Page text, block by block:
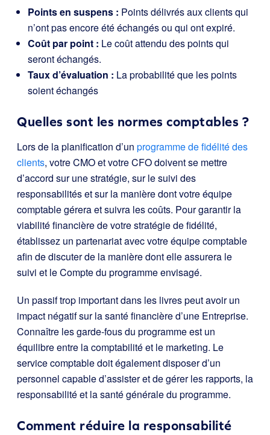
Points en suspens : Points délivrés aux clients qui
n’ont pas encore été échangés ou qui ont expiré.
Coût par point : Le coût attendu des points qui
seront échangés.
Taux d’évaluation : La probabilité que les points
soient échangés
Quelles sont les normes comptables ?
Lors de la planification d’un programme de fidélité des
clients, votre CMO et votre CFO doivent se mettre
d’accord sur une stratégie, sur le suivi des
responsabilités et sur la manière dont votre équipe
comptable gérera et suivra les coûts. Pour garantir la
viabilité financière de votre stratégie de fidélité,
établissez un partenariat avec votre équipe comptable
afin de discuter de la manière dont elle assurera le
suivi et le Compte du programme envisagé.
Un passif trop important dans les livres peut avoir un
impact négatif sur la santé financière d’une Entreprise.
Connaître les garde-fous du programme est un
équilibre entre la comptabilité et le marketing. Le
service comptable doit également disposer d’un
personnel capable d’assister et de gérer les rapports, la
responsabilité et la santé générale du programme.
Comment réduire la responsabilité